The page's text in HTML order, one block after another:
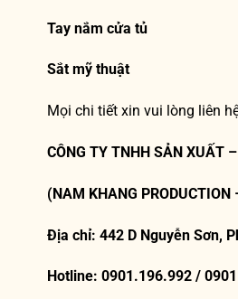
Tay nắm cửa tủ
Sắt mỹ thuật
Mọi chi tiết xin vui lòng liên
CÔNG TY TNHH SẢN XUẤT
(NAM KHANG
Địa chỉ: 442 D Nguyễn Sơn,
Hotline: 0901.196.992 /